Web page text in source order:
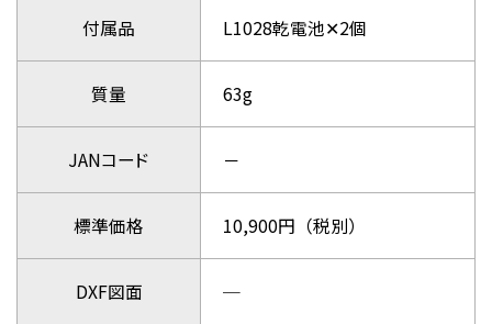
付属品 L1028乾電池✕2個
質量 63g
JANコード －
標準価格 10,900円（税別）
DXF図面 ─